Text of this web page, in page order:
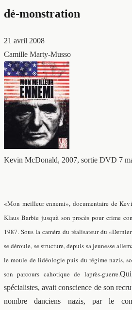
dé-monstration
21 avril 2008
Camille Marty-Musso
Kevin McDonald, 2007, sortie DVD 7
«Mon meilleur ennemi», documentaire de
Klaus Barbie jusquà son procès pour crime
1987. Sous la caméra du réalisateur du
se déroule, se structure, depuis sa jeunesse
le moule de lidéologie puis du régime nazis,
son parcours cahotique de laprès-guerre.
spécialistes, avait conscience de son
nombre danciens nazis, par le